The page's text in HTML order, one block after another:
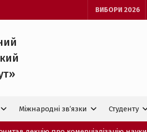
ВИБОРИ 2026
Міжнародні зв’язки Студенту